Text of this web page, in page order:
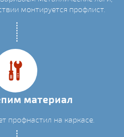
монтируется профлист.
материал
профнастил на каркасе.